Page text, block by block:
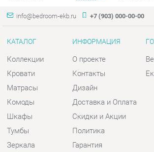
Комоды
Зеркала
Столы
Мягкая мебель
Комплектующие
Доставка и Оплата
Гарантия
Помощь
КОНТАКТЫ
Шоурум и склад самовывоза